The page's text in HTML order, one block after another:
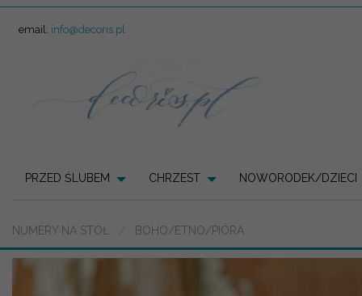
email: info@decoris.pl
PRZED ŚLUBEM CHRZEST NOWORODEK/DZIECI
NUMERY NA STÓŁ BOHO/ETNO/PIÓRA